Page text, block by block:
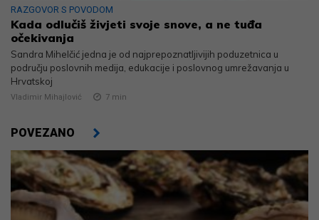
RAZGOVOR S POVODOM
Kada odlučiš živjeti svoje snove, a ne tuđa
očekivanja
Sandra Mihelčić jedna je od najprepoznatljivijih poduzetnica u
području poslovnih medija, edukacije i poslovnog umrežavanja u
Hrvatskoj
Vladimir Mihajlović 7 min
POVEZANO